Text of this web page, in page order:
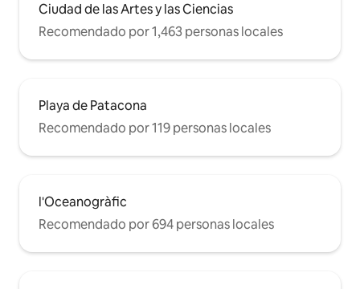
Ciudad de las Artes y las Ciencias
Recomendado por 1,463 personas locales
Playa de Patacona
Recomendado por 119 personas locales
l'Oceanogràfic
Recomendado por 694 personas locales